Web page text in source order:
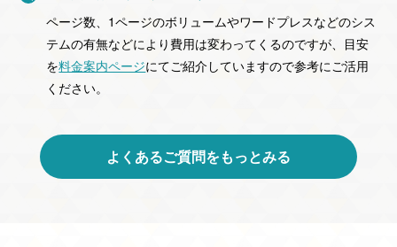
ページ数、1ページのボリュームやワードプレスなどのシス
テムの有無などにより費用は変わってくるのですが、 目安
を料金案内ページにてご紹介していますので参考にご活用
ください。
よくあるご質問をもっとみる